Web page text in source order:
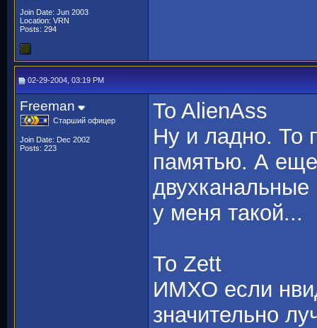
Join Date: Jun 2003
Location: VRN
Posts: 294
02-29-2004, 03:19 PM
Freeman
Старший офицер
Join Date: Dec 2002
Posts: 223
To AlienAss
Ну и ладно. То
памятью. А
двухканальные
у меня такой...
То Zett
ИМХО если
значительно